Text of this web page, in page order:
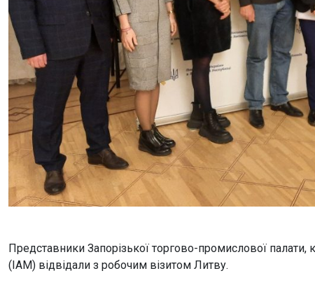
Представники Запорізької торгово-промислової
(ІАМ) відвідали з робочим візитом Литву.